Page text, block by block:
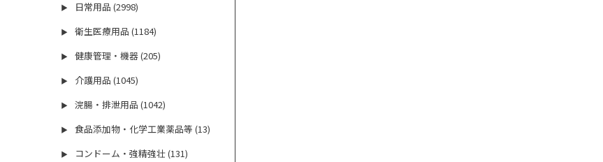
▶ 日常用品 (2998)
▶ 衛生医療用品 (1184)
▶ 健康管理・機器 (205)
▶ 介護用品 (1045)
▶ 浣腸・排泄用品 (1042)
▶ 食品添加物・化学工業薬品等 (13)
▶ コンドーム・強精強壮 (131)